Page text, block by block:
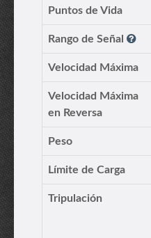
Puntos de Vida
Rango de Señal
Velocidad Máxima
Velocidad Máxima
en Reversa
Peso
Límite de Carga
Tripulación